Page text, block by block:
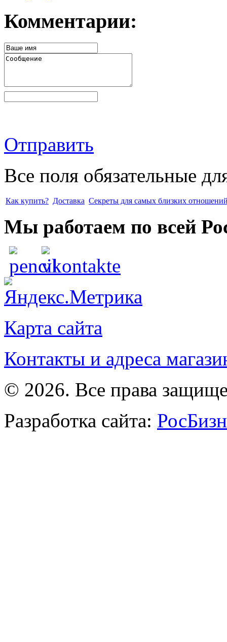
Комментарии:
Отправить
Все поля обязательные
Как купить? Доставка Секреты для самых близких
Мы работаем по всей
Карта сайта
Контакты и адреса
© 2026. Все права
Разработка сайта: